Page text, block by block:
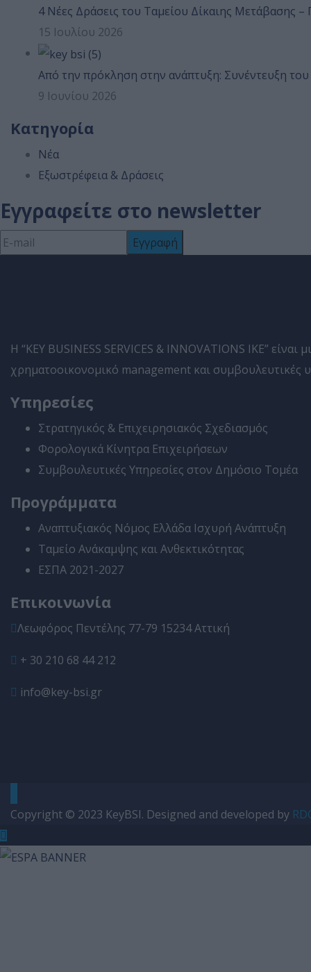
4 Νέες Δράσεις του Ταμείου Δίκαιης Μετάβασης
15 Ιουλίου 2026
Από την πρόκληση στην ανάπτυξη: Συνέντευξη
9 Ιουνίου 2026
Κατηγορία
Νέα
Εξωστρέφεια & Δράσεις
Εγγραφείτε στο newsletter
Η “KEY BUSINESS SERVICES & INNOVATIONS IKE”
χρηματοοικονομικό management και συμβουλευτικές
Υπηρεσίες
Στρατηγικός & Επιχειρησιακός Σχεδιασμός
Φορολογικά Κίνητρα Επιχειρήσεων
Συμβουλευτικές Υπηρεσίες στον Δημόσιο Τομέα
Προγράμματα
Αναπτυξιακός Νόμος Ελλάδα Ισχυρή Ανάπτυξη
Ταμείο Ανάκαμψης και Ανθεκτικότητας
ΕΣΠΑ 2021-2027
Επικοινωνία
Λεωφόρος Πεντέλης 77-79 15234 Αττική
+ 30 210 68 44 212
info@key-bsi.gr
Copyright © 2023 KeyBSI. Designed and developed by